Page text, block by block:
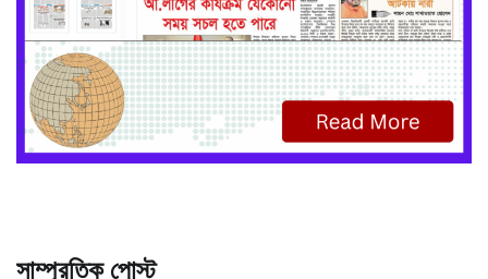
সাম্প্রতিক পোস্ট